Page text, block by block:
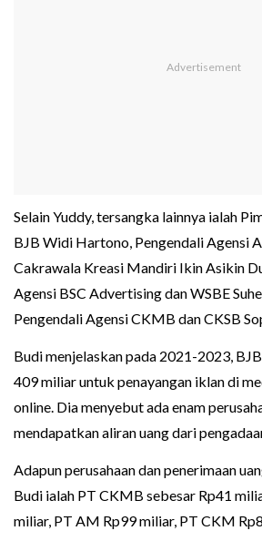
Selain Yuddy, tersangka lainnya ialah
BJB Widi Hartono, Pengendali Agensi
Cakrawala Kreasi Mandiri Ikin Asikin
Agensi BSC Advertising dan WSBE
Pengendali Agensi CKMB dan CKSB
Budi menjelaskan pada 2021-2023,
409 miliar untuk penayangan iklan di
online. Dia menyebut ada enam
mendapatkan aliran uang dari
Adapun perusahaan dan penerimaan
Budi ialah PT CKMB sebesar Rp41
miliar, PT AM Rp99 miliar, PT CKM